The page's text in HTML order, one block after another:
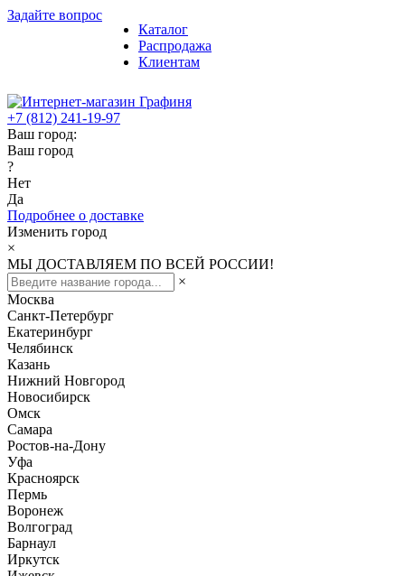
Задайте вопрос
Каталог
Распродажа
Клиентам
+7 (812) 241-19-97
Ваш город:
Ваш город
?
Нет
Да
Подробнее о доставке
Изменить город
×
МЫ ДОСТАВЛЯЕМ ПО ВСЕЙ РОССИИ!
×
Москва
Санкт-Петербург
Екатеринбург
Челябинск
Казань
Нижний Новгород
Новосибирск
Омск
Самара
Ростов-на-Дону
Уфа
Красноярск
Пермь
Воронеж
Волгоград
Барнаул
Иркутск